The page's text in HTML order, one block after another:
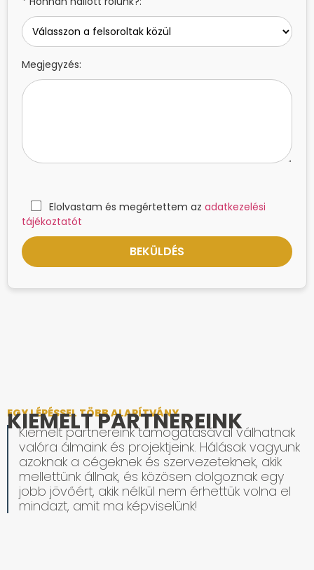
Megjegyzés:
Elolvastam és megértettem az adatkezelési
tájékoztatót
EGY LÉPÉSSEL TÖBB ALAPÍTVÁNY
KIEMELT PARTNEREINK
Kiemelt partnereink támogatásával válhatnak
valóra álmaink és projektjeink. Hálásak vagyunk
azoknak a cégeknek és szervezeteknek, akik
mellettünk állnak, és közösen dolgoznak egy
jobb jövőért, akik nélkül nem érhettük volna el
mindazt, amit ma képviselünk!